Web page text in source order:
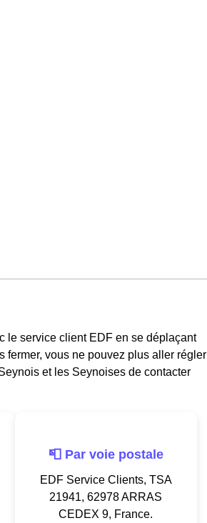
le service client EDF en se déplaçant
fermer, vous ne pouvez plus aller régler
et les Seynoises de contacter
📮 Par voie postale
EDF Service Clients, TSA
21941, 62978 ARRAS
CEDEX 9, France.